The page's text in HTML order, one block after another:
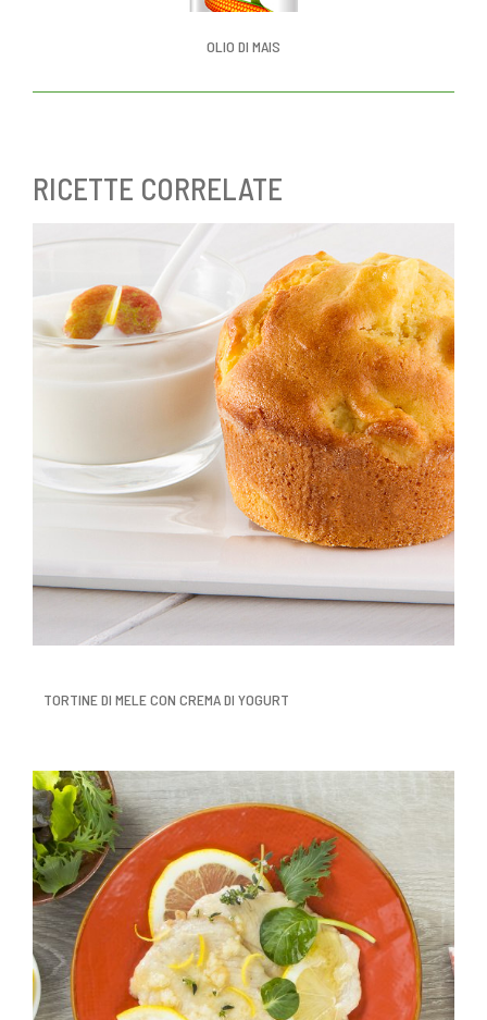
OLIO DI MAIS
RICETTE CORRELATE
TORTINE DI MELE CON CREMA DI YOGURT